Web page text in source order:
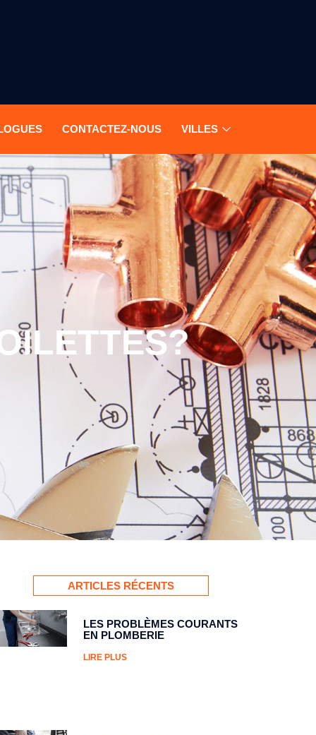
CONTACTEZ-NOUS VILLES
ARTICLES RÉCENTS
LES PROBLÈMES COURANTS
EN PLOMBERIE
LIRE PLUS